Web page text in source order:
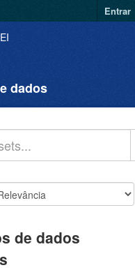
Entrar
dados
de dados